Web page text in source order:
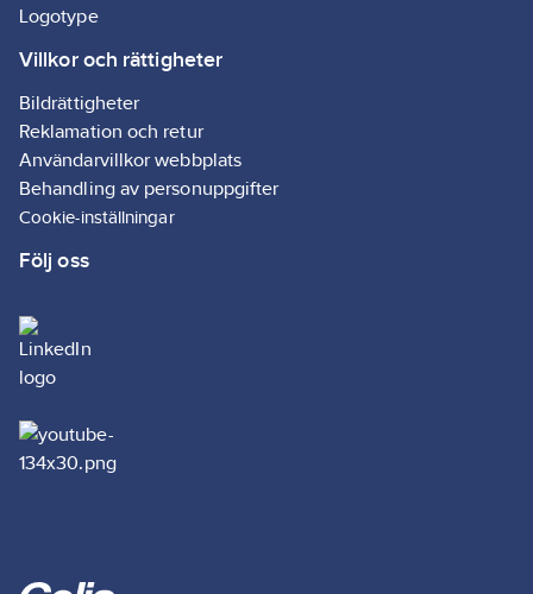
Logotype
Villkor och rättigheter
Bildrättigheter
Reklamation och retur
Användarvillkor webbplats
Behandling av personuppgifter
Cookie-inställningar
Följ oss